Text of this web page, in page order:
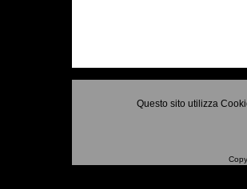
Questo sito utilizza